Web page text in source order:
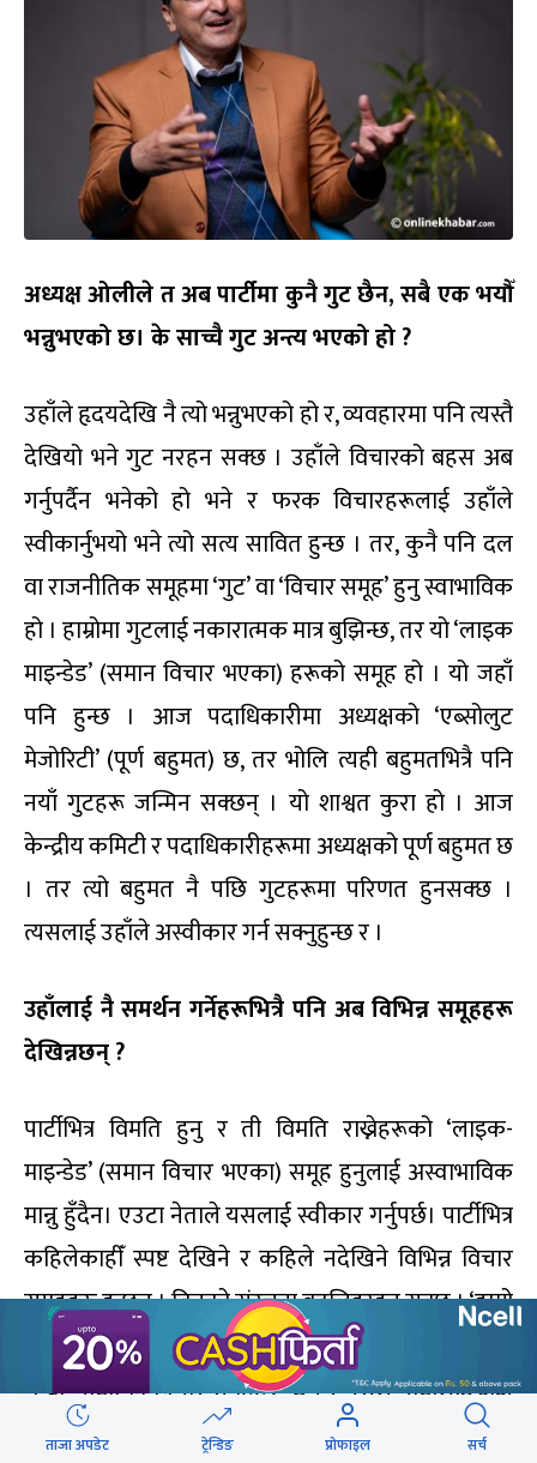
अध्यक्ष ओलीले त अब पार्टीमा कुनै गुट छैन, सबै एक भयौँ
भन्नुभएको छ। के साच्चै गुट अन्त्य भएको हो ?
उहाँले हृदयदेखि नै त्यो भन्नुभएको हो र, व्यवहारमा पनि त्यस्तै
देखियो भने गुट नरहन सक्छ । उहाँले विचारको बहस अब
गर्नुपर्दैन भनेको हो भने र फरक विचारहरूलाई उहाँले
स्वीकार्नुभयो भने त्यो सत्य सावित हुन्छ । तर, कुनै पनि दल
वा राजनीतिक समूहमा ‘गुट’ वा ‘विचार समूह’ हुनु स्वाभाविक
हो । हाम्रोमा गुटलाई नकारात्मक मात्र बुझिन्छ, तर यो ‘लाइक
माइन्डेड’ (समान विचार भएका) हरूको समूह हो । यो जहाँ
पनि हुन्छ । आज पदाधिकारीमा अध्यक्षको ‘एब्सोलुट
मेजोरिटी’ (पूर्ण बहुमत) छ, तर भोलि त्यही बहुमतभित्रै पनि
नयाँ गुटहरू जन्मिन सक्छन् । यो शाश्वत कुरा हो । आज
केन्द्रीय कमिटी र पदाधिकारीहरूमा अध्यक्षको पूर्ण बहुमत छ
। तर त्यो बहुमत नै पछि गुटहरूमा परिणत हुनसक्छ ।
त्यसलाई उहाँले अस्वीकार गर्न सक्नुहुन्छ र ।
उहाँलाई नै समर्थन गर्नेहरूभित्रै पनि अब विभिन्न समूहहरू
देखिन्नछन् ?
पार्टीभित्र विमति हुनु र ती विमति राख्नेहरूको ‘लाइक-
माइन्डेड’ (समान विचार भएका) समूह हुनुलाई अस्वाभाविक
मान्नु हुँदैन। एउटा नेताले यसलाई स्वीकार गर्नुपर्छ। पार्टीभित्र
कहिलेकाहीँ स्पष्ट देखिने र कहिले नदेखिने विभिन्न विचार
समूहहरू हुन्छन् । तिनको संरचना बदलिइरहन सक्छ । ‘हाम्रो
पार्टीमा गुटै छैन’ भनेर कार्यकर्तालाई झुटो आश्वासन दिनु
भन्दा ‘पार्टीभित्र विचार समूहहरू छन् र यसले पार्टीलाई अझ
वैचारिक बनाउँछ’ भन्नु इमानदारी हुन्छ ।
ताजा अपडेट ट्रेन्डिङ प्रोफाइल सर्च